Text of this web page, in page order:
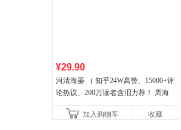
¥29.90
河清海晏 （ 知乎24W高赞、15000+评
论热议、200万读者含泪力荐！ 周海
守护你！加入购物车 收藏